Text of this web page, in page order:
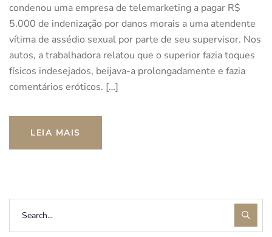
condenou uma empresa de telemarketing a pagar R$
5.000 de indenização por danos morais a uma atendente
vítima de assédio sexual por parte de seu supervisor. Nos
autos, a trabalhadora relatou que o superior fazia toques
físicos indesejados, beijava-a prolongadamente e fazia
comentários eróticos. […]
LEIA MAIS